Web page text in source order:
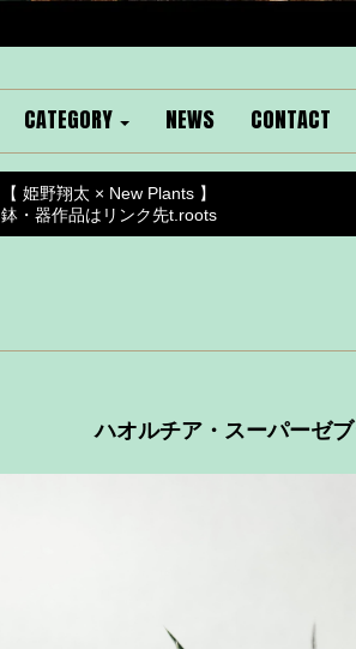
CATEGORY NEWS CONTACT
【 姫野翔太 × New Plants 】
鉢・器作品はリンク先t.roots
ハオルチア・スーパーゼ